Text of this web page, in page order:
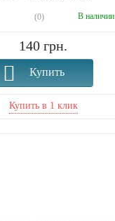
(0) В наличии
140 грн.
Купить